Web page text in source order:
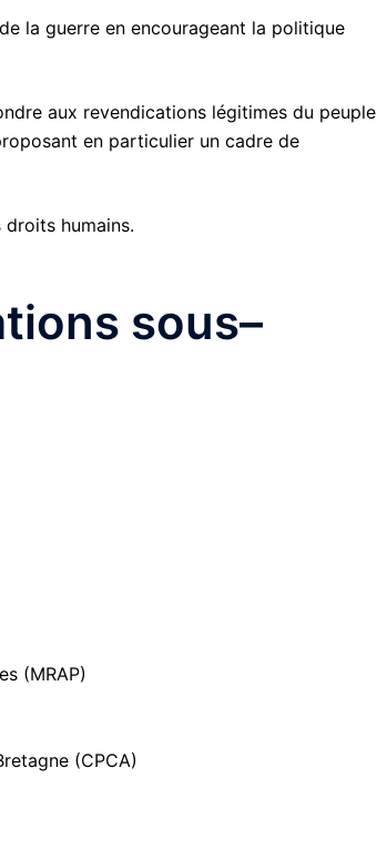
la guerre en encourageant la politique
aux revendications légitimes du peuple
en particulier un cadre de
humains.
sous–
(MRAP)
(CPCA)